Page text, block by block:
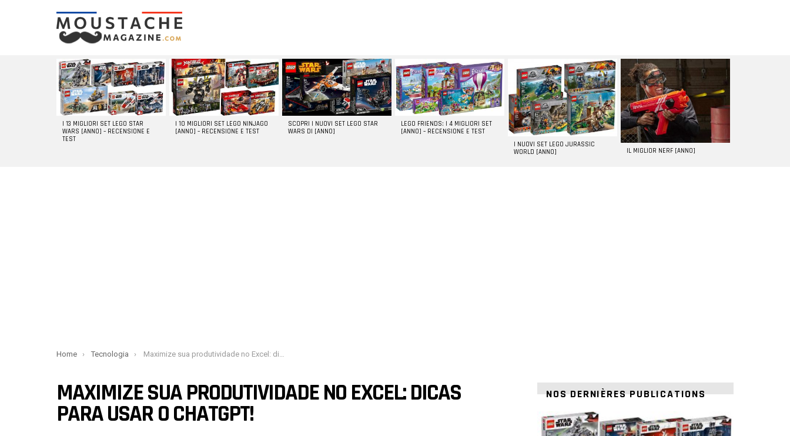
LATEST
STORIES
I 13 MIGLIORI SET LEGO STAR
WARS [ANNO] – RECENSIONE E
TEST
I 10 MIGLIORI SET LEGO NINJAGO
[ANNO] – RECENSIONE E TEST
SCOPRI I NUOVI SET LEGO STAR
WARS DI [ANNO]
LEGO FRIENDS: I 4 MIGLIORI SET
[ANNO] – RECENSIONE E TEST
I NUOVI SET LEGO JURASSIC
WORLD [ANNO]
IL MIGLIOR NERF [ANNO]
You are here:
Home Tecnologia Maximize sua produtividade no Excel: dicas para usar o ChatGPT!
MAXIMIZE SUA PRODUTIVIDADE NO EXCEL: DICAS
PARA USAR O CHATGPT!
NOS DERNIÈRES PUBLICATIONS